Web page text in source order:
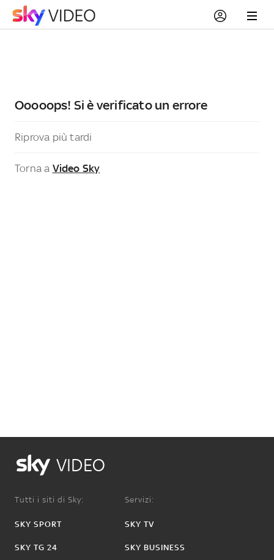
Ooooops! Si è verificato un errore
Riprova più tardi
Torna a Video Sky
VIDEO
Tutti i siti di Sky:
SKY SPORT
SKY TG 24
Servizi:
SKY TV
SKY BUSINESS